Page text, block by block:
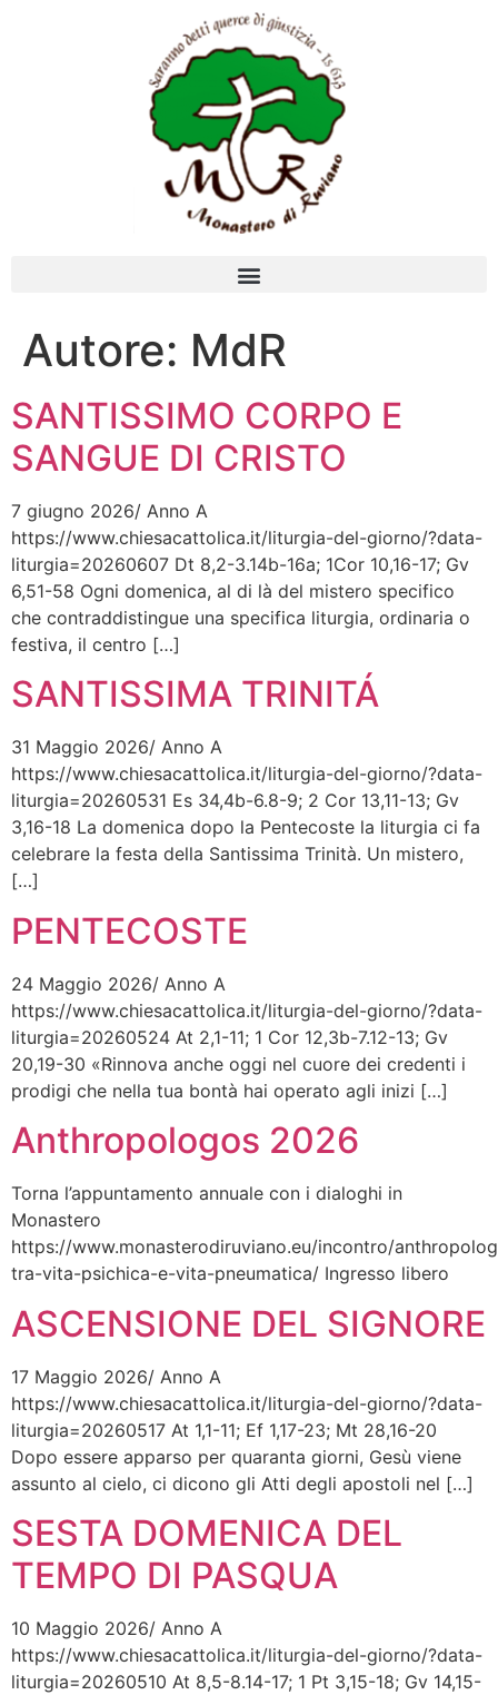
Autore: MdR
SANTISSIMO CORPO E
SANGUE DI CRISTO
7 giugno 2026/ Anno A
https://www.chiesacattolica.it/liturgia-del-giorno/?data-
liturgia=20260607 Dt 8,2-3.14b-16a; 1Cor 10,16-17; Gv
6,51-58 Ogni domenica, al di là del mistero specifico
che contraddistingue una specifica liturgia, ordinaria o
festiva, il centro […]
SANTISSIMA TRINITÁ
31 Maggio 2026/ Anno A
https://www.chiesacattolica.it/liturgia-del-giorno/?data-
liturgia=20260531 Es 34,4b-6.8-9; 2 Cor 13,11-13; Gv
3,16-18 La domenica dopo la Pentecoste la liturgia ci fa
celebrare la festa della Santissima Trinità. Un mistero,
[…]
PENTECOSTE
24 Maggio 2026/ Anno A
https://www.chiesacattolica.it/liturgia-del-giorno/?data-
liturgia=20260524 At 2,1-11; 1 Cor 12,3b-7.12-13; Gv
20,19-30 «Rinnova anche oggi nel cuore dei credenti i
prodigi che nella tua bontà hai operato agli inizi […]
Anthropologos 2026
Torna l’appuntamento annuale con i dialoghi in
Monastero
https://www.monasterodiruviano.eu/incontro/
tra-vita-psichica-e-vita-pneumatica/ Ingresso libero
ASCENSIONE DEL SIGNORE
17 Maggio 2026/ Anno A
https://www.chiesacattolica.it/liturgia-del-giorno/?data-
liturgia=20260517 At 1,1-11; Ef 1,17-23; Mt 28,16-20
Dopo essere apparso per quaranta giorni, Gesù viene
assunto al cielo, ci dicono gli Atti degli apostoli nel […]
SESTA DOMENICA DEL
TEMPO DI PASQUA
10 Maggio 2026/ Anno A
https://www.chiesacattolica.it/liturgia-del-giorno/?data-
liturgia=20260510 At 8,5-8.14-17; 1 Pt 3,15-18; Gv 14,15-